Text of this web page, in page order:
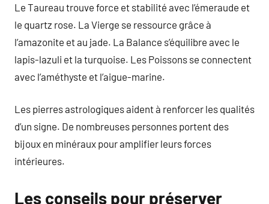
Le Taureau trouve force et stabilité avec l’émeraude et
le quartz rose. La Vierge se ressource grâce à
l’amazonite et au jade. La Balance s’équilibre avec le
lapis-lazuli et la turquoise. Les Poissons se connectent
avec l’améthyste et l’aigue-marine.
Les pierres astrologiques aident à renforcer les qualités
d’un signe. De nombreuses personnes portent des
bijoux en minéraux pour amplifier leurs forces
intérieures.
Les conseils pour préserver